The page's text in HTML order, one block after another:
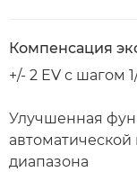
Компенсация
+/- 2 EV с шагом
Улучшенная
диапазона